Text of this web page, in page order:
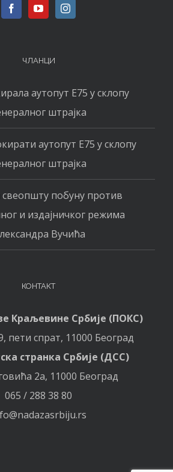
ЧЛАНЦИ
аутопут Е75 у склопу
штрајка
аутопут Е75 у склопу
штрајка
побуну против
и издајничког режима
Вучића
КОНТАКТ
Краљевине Србије (ПОКС)
пети спрат, 11000 Београд
странка Србије (ДСС)
2а, 11000 Београд
065 / 288 38 80